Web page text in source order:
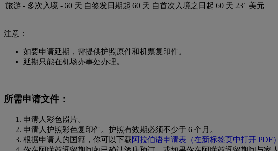
旅游 - 多次入境 - 60 天 自签发日期起 60 天 自首次入境之日起 60 天 231 美元
注意：
如要申请延期，需提供护照原件和机票复印件。
延期只能在机场办事处办理。
所需申请文件：
申请人彩色照片。
申请人护照彩色复印件。护照有效期必须不少于 6 个月。
根据申请人的国籍，你可以下载阿拉伯语申请表（在新标签页中打开 PDF）